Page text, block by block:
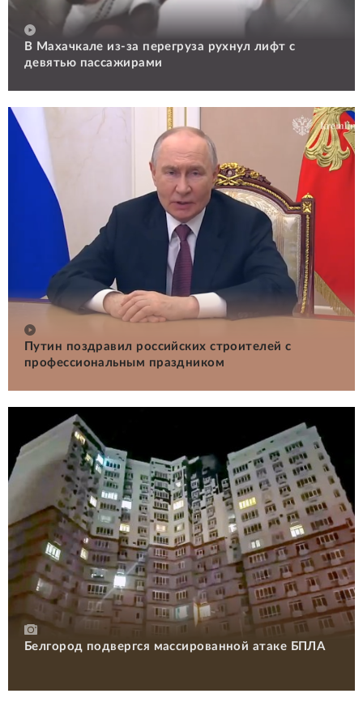
В Махачкале из-за перегруза рухнул лифт с
девятью пассажирами
Путин поздравил российских строителей с
профессиональным праздником
Белгород подвергся массированной атаке БПЛА